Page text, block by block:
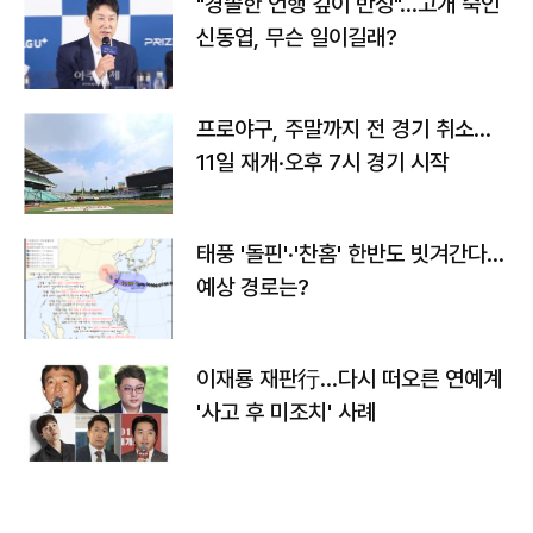
신동엽, 무슨 일이길래?
프로야구, 주말까지 전 경기 취소…
11일 재개·오후 7시 경기 시작
태풍 '돌핀'·'찬홈' 한반도 빗겨간다…
예상 경로는?
이재룡 재판行…다시 떠오른 연예계
'사고 후 미조치' 사례